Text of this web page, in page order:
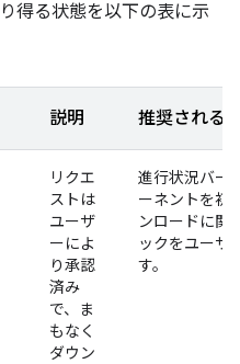
得る状態を以下の表に示
説明 推奨される
リクエ
ストは
ユーザ
ーによ
り承認
済み
で、ま
もなく
ダウン
進行状況バー
ーネントを初
ンロードに関
ックをユーザ
す。